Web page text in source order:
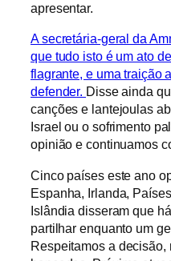
apresentar.
A secretária-geral da
que tudo isto é um ato
flagrante, e uma traição
defender. Disse ainda
canções e lantejoulas
Israel ou o sofrimento
opinião e continuamos
Cinco países este ano
Espanha, Irlanda,
Islândia disseram que
partilhar enquanto um
Respeitamos a